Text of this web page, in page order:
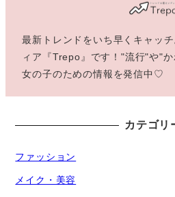
最新トレンドをいち早くキャッ
ィア『Trepo』です！"流行"や"
女の子のための情報を発信中♡
カテゴリ
ファッション
メイク・美容